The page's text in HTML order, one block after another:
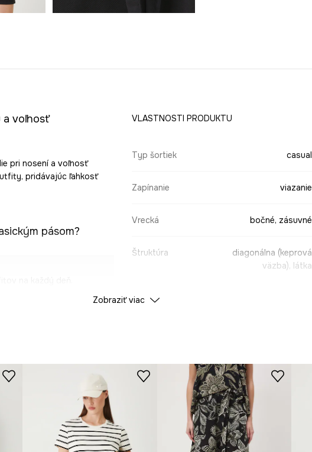
a voľnosť
pri nosení a voľnosť
pridávajúc ľahkosť
pásom?
pohodlie pri
individuálne
ideálny na
VLASTNOSTI PRODUKTU
Typ šortiek casual
Zapínanie viazanie
Vrecká bočné, zásuvné
Štruktúra
diagonálna (keprová
väzba), látka
Rozlíšenie
Farba
RS25-SZDB12-99X
Výrobca
Zobraziť viac